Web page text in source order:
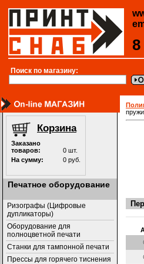
8
Поиск по магазину:
Печатное оборудование
Ризографы (Цифровые
дупликаторы)
Оборудование для
полноцветной печати
Станки для тампонной печати
Прессы для горячего тиснения